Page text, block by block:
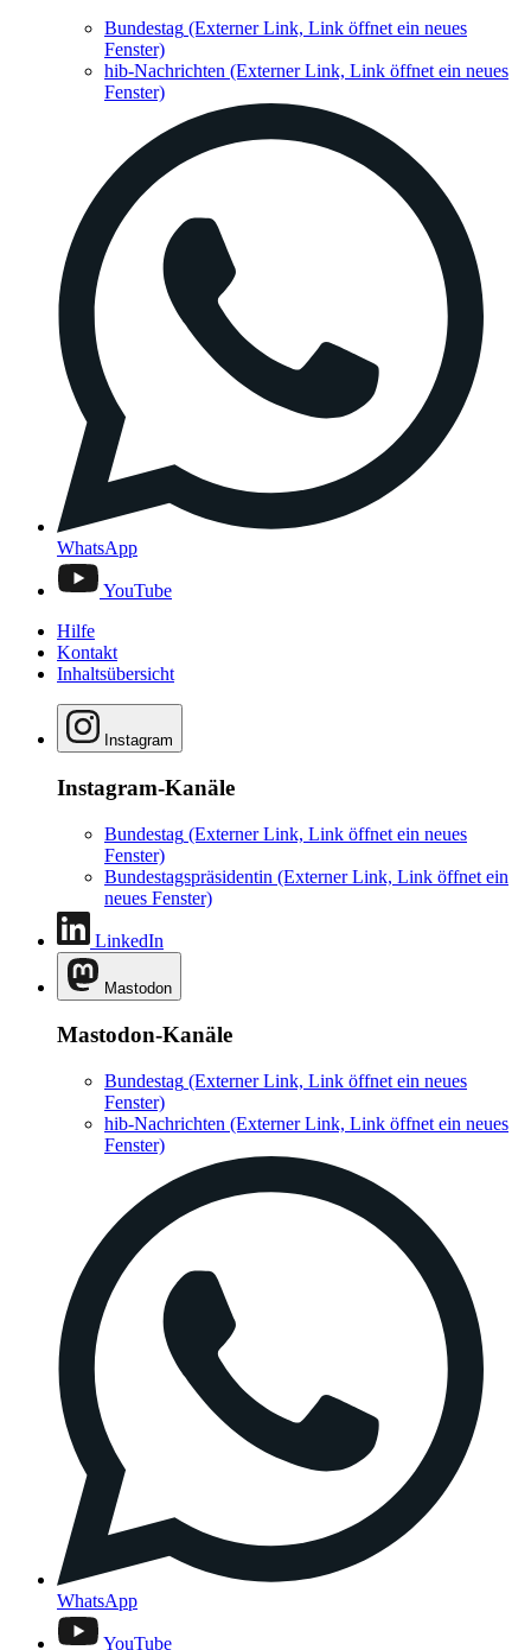
Bundestag (Externer Link, Link öffnet ein neues
Fenster)
hib-Nachrichten (Externer Link, Link öffnet ein neues
Fenster)
WhatsApp
YouTube
Hilfe
Kontakt
Inhaltsübersicht
Instagram
Instagram-Kanäle
Bundestag (Externer Link, Link öffnet ein neues
Fenster)
Bundestagspräsidentin (Externer Link, Link öffnet ein
neues Fenster)
LinkedIn
Mastodon
Mastodon-Kanäle
Bundestag (Externer Link, Link öffnet ein neues
Fenster)
hib-Nachrichten (Externer Link, Link öffnet ein neues
Fenster)
WhatsApp
YouTube